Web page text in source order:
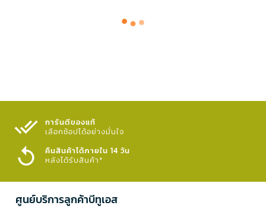
การันตีของแท้
เลือกช้อปได้อย่างมั่นใจ​
คืนสินค้าได้ภายใน 14 วัน
หลังได้รับสินค้า*
ศูนย์บริการลูกค้าบีทูเอส